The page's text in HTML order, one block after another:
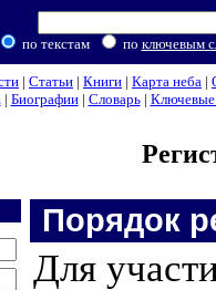
по текстам по ключевым
| Статьи | Книги | Карта неба |
| Биографии| Словарь| Ключевые
Порядок
Для